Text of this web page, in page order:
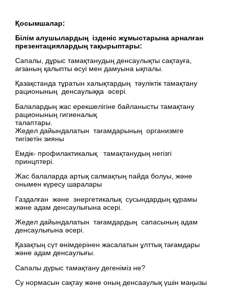
Қосымшалар:
Білім алушылардың ізденіс жұмыстарына арналған
презентациялардың тақырыптары:
Сапалы, дұрыс тамақтанудың денсаулықты сақтауға,
ағзаның қалыпты өсуі мен дамуына ықпалы.
Қазақстанда тұратын халықтардың тәуліктік тамақтану
рационының денсаулыққа әсері.
Балалардың жас ерекшелігіне байланысты тамақтану
рационының гигиеналық
талаптары.
Жедел дайындалатын тағамдарының организмге
тигізетін зияны
Емдік- профилактикалық тамақтанудың негізгі
принцптері.
Жас балаларда артық салмақтың пайда болуы, және
онымен күресу шаралары
Газдалған және энергетикалық сусындардың құрамы
және адам денсаулығына әсері.
Жедел дайындалатын тағамдардың сапасының адам
денсаулығына әсері.
Қазақтың сүт өнімдерінен жасалатын ұлттық тағамдары
және адам денсаулығы.
Сапалы дүрыс тамақтану дегеніміз не?
Су нормасын сақтау және оның денсааулық үшін маңызы